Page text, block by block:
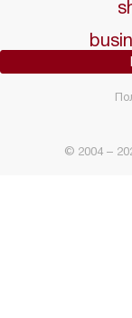
© 2004 –